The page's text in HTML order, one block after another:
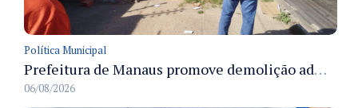
Política Municipal
Prefeitura de Manaus promove demolição administrativa de cinco estruturas que ocupavam calçada pública
06/08/2026